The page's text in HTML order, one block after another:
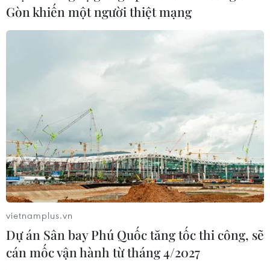
nên ưu tiên sản xuất và đóng gói chip
bán dẫn
Nông sản Việt Nam còn nhiều dư địa
08/08/2026 12:55
Động lực mới cho hợp tác thương
mại Việt Nam-Australia
08/08/2026 12:20
Mỹ chi hơn 2 tỷ USD thúc đẩy ngành
Gòn khiến một người thiệt mạng
vietnamplus.vn
Dự án Sân bay Phú Quốc tăng tốc thi công, sẽ
cán mốc vận hành từ tháng 4/2027